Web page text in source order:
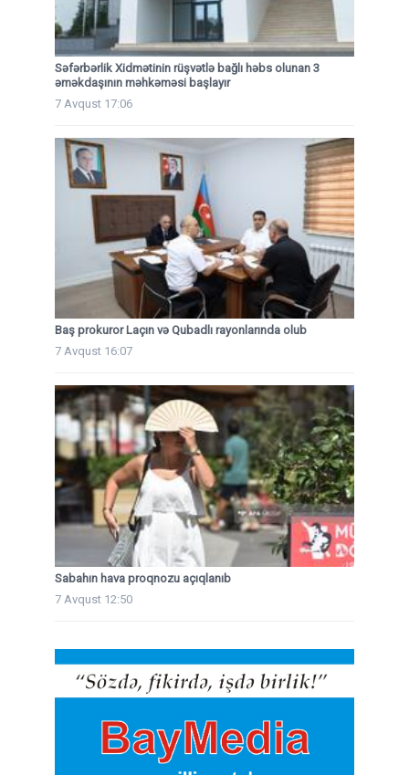
Səfərbərlik Xidmətinin rüşvətlə bağlı həbs olunan 3
əməkdaşının məhkəməsi başlayır
7 Avqust 17:06
Baş prokuror Laçın və Qubadlı rayonlarında olub
7 Avqust 16:07
Sabahın hava proqnozu açıqlanıb
7 Avqust 12:50